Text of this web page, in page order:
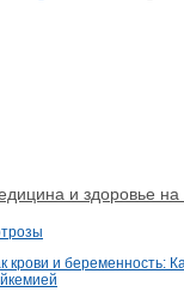
и здоровье на
крови и беременность: